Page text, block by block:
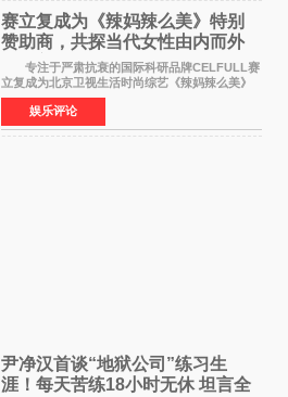
赛立复成为《辣妈辣么美》特别
赞助商，共探当代女性由内而外
活力美
专注于严肃抗衰的国际科研品牌CELFULL赛
立复成为北京卫视生活时尚综艺《辣妈辣么美》
的特别赞助商,明星辣妈袁咏仪倾情参与，向广大
都市女性传递健康生活新主张，寄语当代女性在
家庭与自我之间
娱乐评论
尹净汉首谈“地狱公司”练习生
涯！每天苦练18小时无休 坦言全